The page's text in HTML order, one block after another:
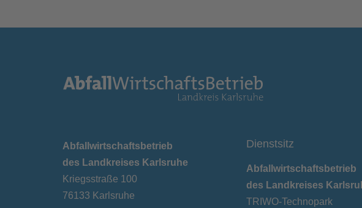
Abfallwirtschaftsbetrieb
des Landkreises Karlsruhe
Kriegsstraße 100
76133 Karlsruhe
Dienstsitz
Abfallwirtschaftsbetrieb
des Landkreises
TRIWO-Technopark